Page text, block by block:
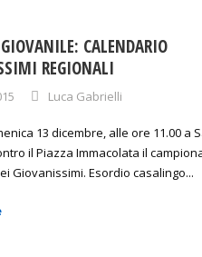
CALENDARIO
REGIONALI
Luca Gabrielli
13 dicembre, alle ore 11.00 a
il Piazza Immacolata il
Giovanissimi. Esordio casalingo...